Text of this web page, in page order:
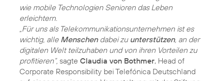
wie mobile Technologien Senioren das Leben
erleichtern.
„Für uns als Telekommunikationsunternehmen ist es
wichtig, alle Menschendabei zu unterstützen, an der
digitalen Welt teilzuhaben und von ihren Vorteilen zu
profitieren“, sagte Claudia von Bothmer, Head of
Corporate Responsibility bei Telefónica Deutschland